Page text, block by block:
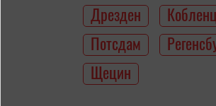
Дрезден
Кобленц
Потсдам
Щецин